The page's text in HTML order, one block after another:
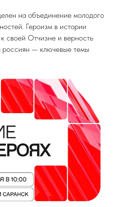
на объединение молодого
Героизм в истории
своей Отчизне и верность
россиян — ключевые темы